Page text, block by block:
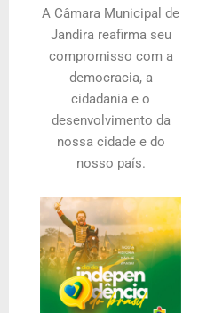
A Câmara Municipal de
Jandira reafirma seu
compromisso com a
democracia, a
cidadania e o
desenvolvimento da
nossa cidade e do
nosso país.